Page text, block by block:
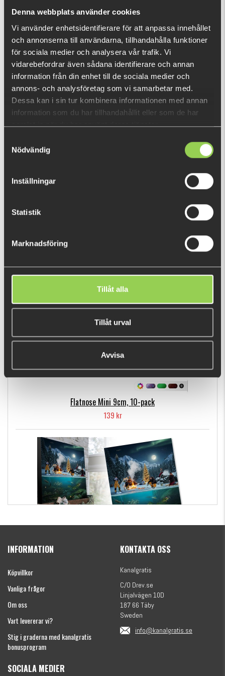
Denna webbplats använder cookies
Vi använder enhetsidentifierare för att anpassa innehållet
och annonserna till användarna, tillhandahålla funktioner
för sociala medier och analysera vår trafik. Vi
vidarebefordrar även sådana identifierare och annan
information från din enhet till de sociala medier och
annons- och analysföretag som vi samarbetar med.
Dessa kan i sin tur kombinera informationen med annan
information som du har tillhandahållit eller som de har
samlat in när du har använt deras tjänster.
Nödvändig
Inställningar
Statistik
Marknadsföring
Tillåt alla
Tillåt urval
Avvisa
Vad är detta?
DU TITTADE NYLIGEN PÅ
Ej i lager
POPULÄRA PRODUKTER
Flatnose Mini 9cm, 10-pack
139 kr
(julkalender)
INFORMATION
Köpvillkor
Vanliga frågor
Om oss
Vart levererar vi?
Stig i graderna med kanalgratis
bonusprogram
KONTAKTA OSS
Kanalgratis
C/O Drev.se
Linjalvägen 10D
187 66 Täby
Sweden
info@kanalgratis.se
SOCIALA MEDIER